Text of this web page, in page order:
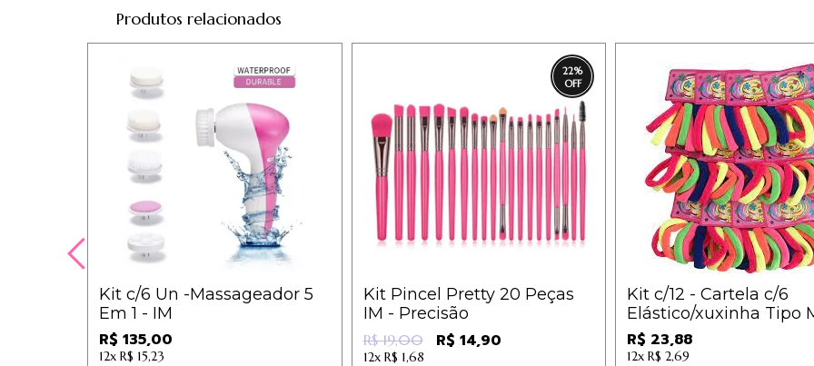
Produtos relacionados
Kit c/6 Un -Massageador 5
Em 1 - IM
R$ 135,00
12x R$ 15,23
22%
Kit Pincel Pretty 20 Peças
IM - Precisão
R$ 19,00 R$ 14,90
12x R$ 1,68
Kit c/12 - Cartela c/6
Elástico/xuxinha Tipo
Cores Sortidas - IM / 1,99
R$ 23,88
12x R$ 2,69